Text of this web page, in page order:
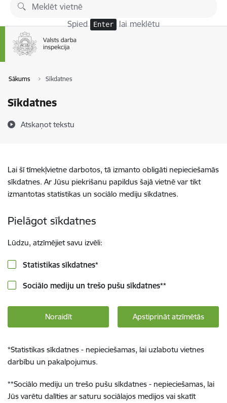
Pāriet uz lapas saturu
Spied Enter lai meklētu
Sākums Sīkdatnes
Sīkdatnes
Atskaņot tekstu
Lai šī tīmekļvietne darbotos, tā izmanto obligāti nepieciešamās
sīkdatnes. Ar Jūsu piekrišanu papildus šajā vietnē var tikt
izmantotas statistikas un sociālo mediju sīkdatnes.
Pielāgot sīkdatnes
Lūdzu, atzīmējiet savu izvēli:
Statistikas sīkdatnes*
Sociālo mediju un trešo pušu sīkdatnes**
Noraidīt Apstiprināt atzīmētās
*Statistikas sīkdatnes - nepieciešamas, lai uzlabotu vietnes
darbību un pakalpojumus.
**Sociālo mediju un trešo pušu sīkdatnes - nepieciešamas, lai
Jūs varētu dalīties ar saturu sociālajos medijos vai skatīt